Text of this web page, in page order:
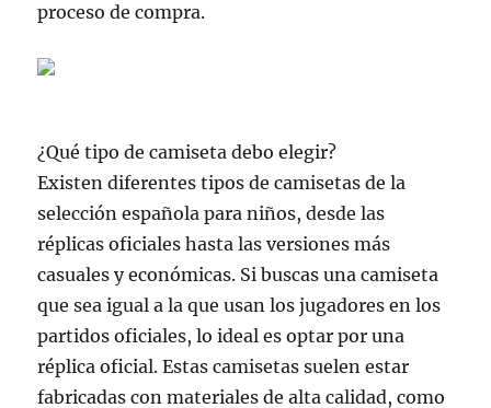
proceso de compra.
¿Qué tipo de camiseta debo elegir?
Existen diferentes tipos de camisetas de la
selección española para niños, desde las
réplicas oficiales hasta las versiones más
casuales y económicas. Si buscas una camiseta
que sea igual a la que usan los jugadores en los
partidos oficiales, lo ideal es optar por una
réplica oficial. Estas camisetas suelen estar
fabricadas con materiales de alta calidad, como